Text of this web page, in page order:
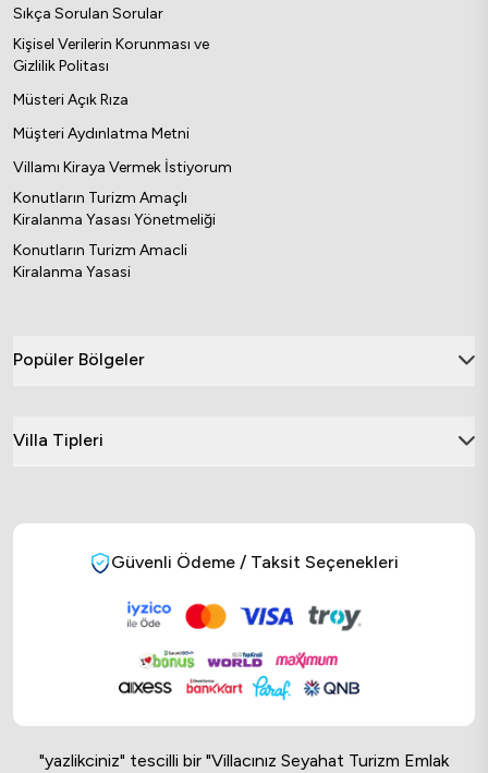
Sıkça Sorulan Sorular
Kişisel Verilerin Korunması ve
Gizlilik Politası
Müsteri Açık Rıza
Müşteri Aydınlatma Metni
Villamı Kiraya Vermek İstiyorum
Konutların Turizm Amaçlı
Kiralanma Yasası Yönetmeliği
Konutların Turizm Amacli
Kiralanma Yasasi
Popüler Bölgeler
Villa Tipleri
Güvenli Ödeme / Taksit Seçenekleri
"yazlikciniz" tescilli bir "Villacınız Seyahat Turizm Emlak